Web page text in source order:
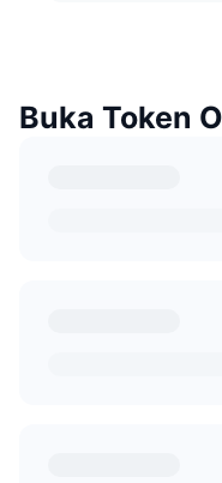
Buka Token